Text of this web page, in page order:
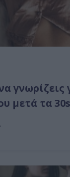
γνωρίζεις
μετά τα